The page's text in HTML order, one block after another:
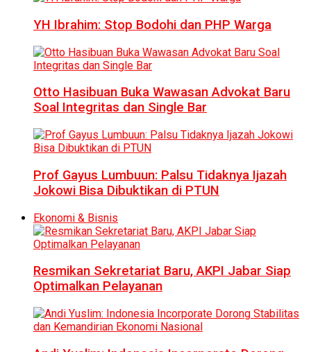
YH Ibrahim: Stop Bodohi dan PHP Warga
Otto Hasibuan Buka Wawasan Advokat Baru
Soal Integritas dan Single Bar
Prof Gayus Lumbuun: Palsu Tidaknya Ijazah
Jokowi Bisa Dibuktikan di PTUN
Ekonomi & Bisnis
Resmikan Sekretariat Baru, AKPI Jabar Siap
Optimalkan Pelayanan